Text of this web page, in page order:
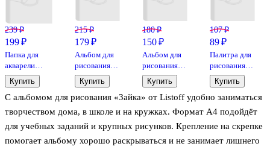
С альбомом для рисования «Зайка» от Listoff удобно заниматься
творчеством дома, в школе и на кружках. Формат А4 подойдёт
для учебных заданий и крупных рисунков. Крепление на скрепке
помогает альбому хорошо раскрываться и не занимает лишнего
239 ₽
199 ₽
Папка для
акварели
«Флора», А4,
10 листов
Купить
215 ₽
179 ₽
Альбом для
рисования
«Главный
милаш
(эксклюзив)»
Listoff А4, 40
скрепка
Купить
180 ₽
150 ₽
Альбом для
рисования
«Уют»
Listoff А4, 40
листов,
скрепка
Купить
107 ₽
89 ₽
Палитра для
рисования
«Цвета
прованса»,
овальная,
Проф-Пресс
Купить